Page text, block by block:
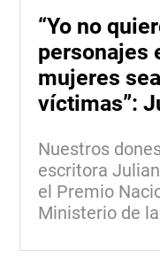
“Yo no
personajes
mujeres
víctimas”:
Nuestros
escritora
el Premio
Ministerio de